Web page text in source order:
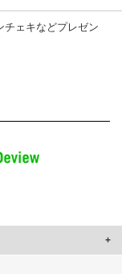
チェキなどプレゼン
たコンテンツや広告の